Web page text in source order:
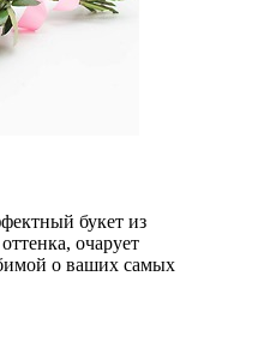
букет из
очарует
о ваших самых